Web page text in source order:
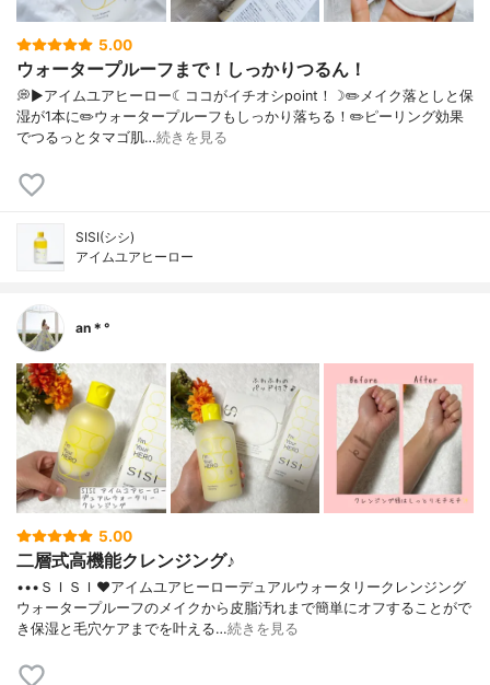
5.00
ウォータープルーフまで！しっかりつるん！
💭▶️アイムユアヒーロー☾ココがイチオシpoint！☽✏️メイク落としと保
湿が1本に✏️ウォータープルーフもしっかり落ちる！✏️ピーリング効果
でつるっとタマゴ肌…続きを見る
SISI(シシ)
アイムユアヒーロー
an＊°
5.00
二層式高機能クレンジング♪
•••ＳＩＳＩ❤︎アイムユアヒーローデュアルウォータリークレンジング
ウォータープルーフのメイクから皮脂汚れまで簡単にオフすることがで
き保湿と毛穴ケアまでを叶える…続きを見る